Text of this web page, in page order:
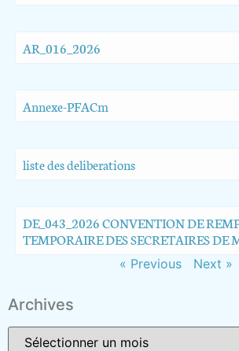
AR_016_2026
Annexe-PFACm
liste des deliberations
DE_043_2026 CONVENTION DE
TEMPORAIRE DES SECRETAIRES DE
« Previous Next »
Archives